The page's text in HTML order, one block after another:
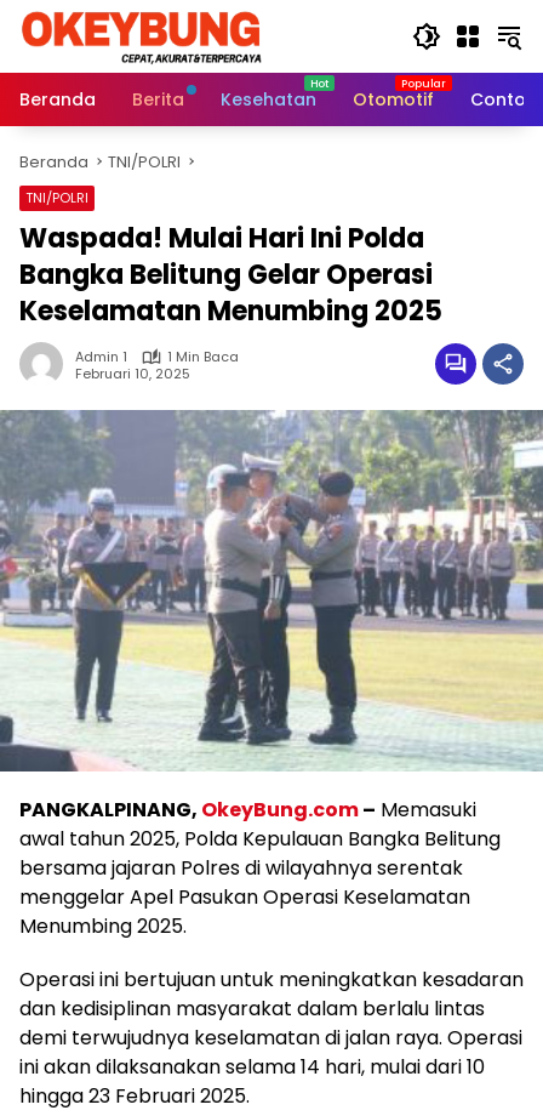
Langsung
Beranda
Berita Kesehatan Otomotif Contoh
Beranda TNI/POLRI
TNI/POLRI
Waspada! Mulai Hari Ini Polda
Bangka Belitung Gelar Operasi
Keselamatan Menumbing 2025
Admin 1
1 Min Baca
Februari 10, 2025
PANGKALPINANG, OkeyBung.com– Memasuki
awal tahun 2025, Polda Kepulauan Bangka Belitung
bersama jajaran Polres di wilayahnya serentak
menggelar Apel Pasukan Operasi Keselamatan
Menumbing 2025.
Operasi ini bertujuan untuk meningkatkan kesadaran
dan kedisiplinan masyarakat dalam berlalu lintas
demi terwujudnya keselamatan di jalan raya. Operasi
ini akan dilaksanakan selama 14 hari, mulai dari 10
hingga 23 Februari 2025.